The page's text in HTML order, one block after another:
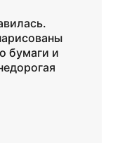
бумаги и